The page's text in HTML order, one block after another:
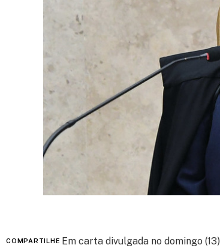
COMPARTILHE Em carta divulgada no domingo